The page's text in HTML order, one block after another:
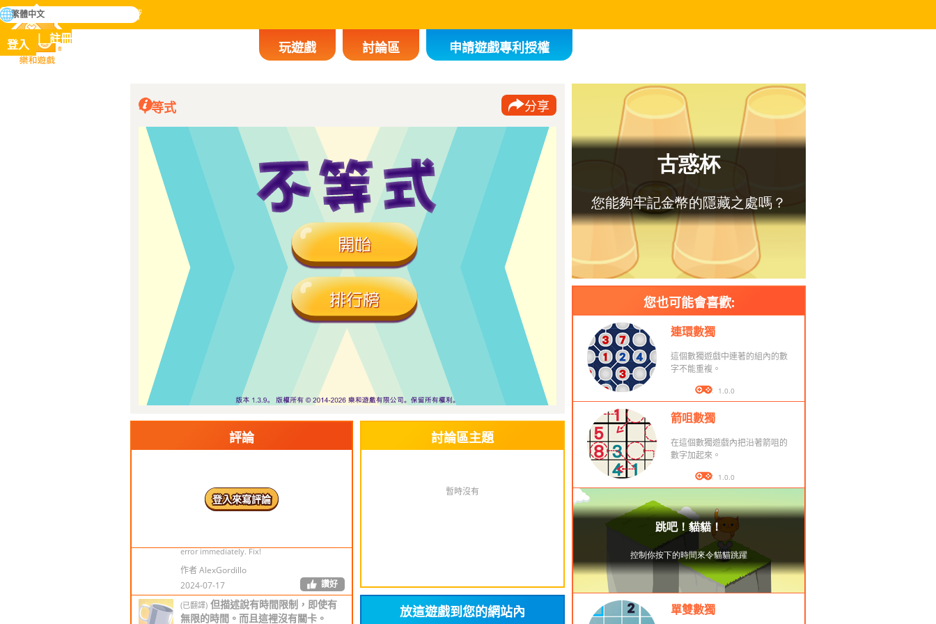
樂和遊戲
掌握人類歷史上所有遊戲
搜
尋
玩遊戲 討論區 申請遊戲專利授權
登入 註冊
繁體中文
不等式 分享
評論
登入來寫評論
(已翻譯)
哎呀，我沒有意識到這不是數
獨'-'對不起哈哈
(原文) oops i didnt realize this wasnt sudoku
作者 Jamee Wenger
2022-02-10
(已翻譯) 終於在3分鐘內獲勝。！
(原文) Finally won under 3 mins.!
作者 AlexGordillo
描述是錯誤的。錯。沒有關卡，也沒
修復！
error immediately. Fix!
作者 AlexGordillo
2024-07-17
讚好
(已翻譯) 但描述說有時間限制，即使有
無限的時間。而且這裡沒有關卡。
討論區主題
暫時沒有
放這遊戲到您的網站內
您也可能會喜歡:
連環數獨
這個數獨遊戲中連著的組內的數
字不能重複。
版本： 1.0.0
箭咀數獨
在這個數獨遊戲內把沿著箭咀的
數字加起來。
版本： 1.0.0
單雙數獨